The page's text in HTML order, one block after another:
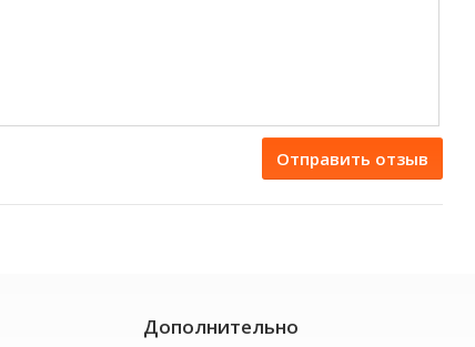
Отправить отзыв
Дополнительно